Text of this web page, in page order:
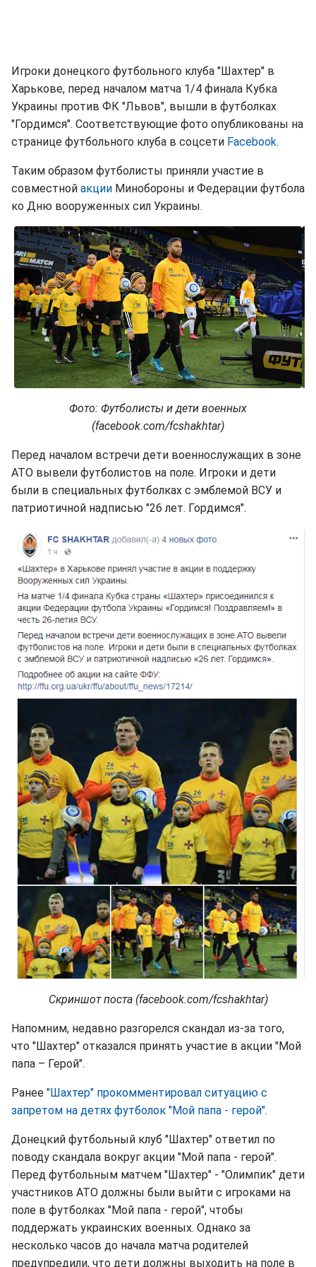
Игроки донецкого футбольного клуба "Шахтер" в
Харькове, перед началом матча 1/4 финала Кубка
Украины против ФК "Львов", вышли в футболках
"Гордимся". Соответствующие фото опубликованы на
странице футбольного клуба в соцсети Facebook.
Таким образом футболисты приняли участие в
совместной акции Минобороны и Федерации футбола
ко Дню вооруженных сил Украины.
Фото: Футболисты и дети военных
(facebook.com/fcshakhtar)
Перед началом встречи дети военнослужащих в зоне
АТО вывели футболистов на поле. Игроки и дети
были в специальных футболках с эмблемой ВСУ и
патриотичной надписью "26 лет. Гордимся".
Скриншот поста (facebook.com/fcshakhtar)
Напомним, недавно разгорелся скандал из-за того,
что "Шахтер" отказался принять участие в акции "Мой
папа – Герой".
Ранее "Шахтер" прокомментировал ситуацию с
запретом на детях футболок "Мой папа - герой".
Донецкий футбольный клуб "Шахтер" ответил по
поводу скандала вокруг акции "Мой папа - герой".
Перед футбольным матчем "Шахтер" - "Олимпик" дети
участников АТО должны были выйти с игроками на
поле в футболках "Мой папа - герой", чтобы
поддержать украинских военных. Однако за
несколько часов до начала матча родителей
предупредили, что дети должны выходить на поле в